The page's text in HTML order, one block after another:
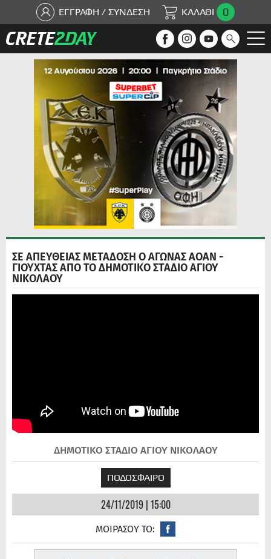
ΕΓΓΡΑΦΗ / ΣΥΝΔΕΣΗ ΚΑΛΑΘΙ 0
ΣΕ ΑΠΕΥΘΕΙΑΣ ΜΕΤΑΔΟΣΗ Ο ΑΓΩΝΑΣ ΑΟΑΝ -
ΓΙΟΥΧΤΑΣ ΑΠΟ ΤΟ ΔΗΜΟΤΙΚΟ ΣΤΑΔΙΟ ΑΓΙΟΥ
ΝΙΚΟΛΑΟΥ
ΔΗΜΟΤΙΚΟ ΣΤΑΔΙΟ ΑΓΙΟΥ ΝΙΚΟΛΑΟΥ
ΠΟΔΟΣΦΑΙΡΟ
24/11/2019 | 15:00
ΜΟΙΡΑΣΟΥ ΤΟ: